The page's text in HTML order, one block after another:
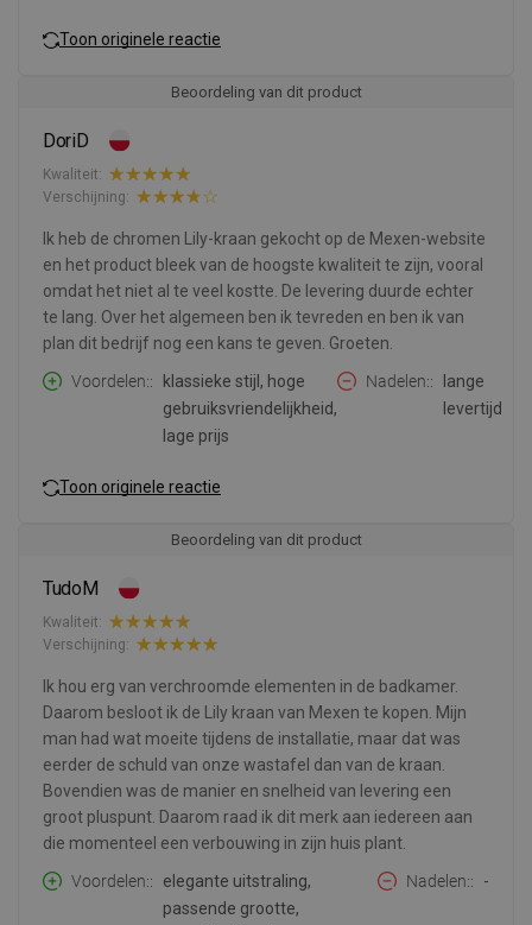
Toon originele reactie
Beoordeling van dit product
DoriD
Kwaliteit:
Verschijning:
Ik heb de chromen Lily-kraan gekocht op de Mexen-website
en het product bleek van de hoogste kwaliteit te zijn, vooral
omdat het niet al te veel kostte. De levering duurde echter
te lang. Over het algemeen ben ik tevreden en ben ik van
plan dit bedrijf nog een kans te geven. Groeten.
Voordelen:
klassieke stijl, hoge
gebruiksvriendelijkheid,
lage prijs
Nadelen:
lange
levertijd
Toon originele reactie
Beoordeling van dit product
TudoM
Kwaliteit:
Verschijning:
Ik hou erg van verchroomde elementen in de badkamer.
Daarom besloot ik de Lily kraan van Mexen te kopen. Mijn
man had wat moeite tijdens de installatie, maar dat was
eerder de schuld van onze wastafel dan van de kraan.
Bovendien was de manier en snelheid van levering een
groot pluspunt. Daarom raad ik dit merk aan iedereen aan
die momenteel een verbouwing in zijn huis plant.
Voordelen:
elegante uitstraling,
passende grootte,
Nadelen: -